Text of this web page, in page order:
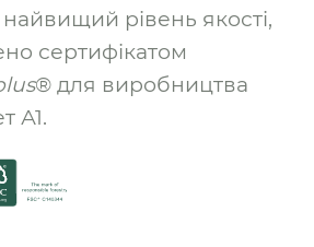
рівень якості,
сертифікатом
® для виробництва
А1.